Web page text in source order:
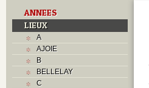
ANNEES
LIEUX
A
AJOIE
B
BELLELAY
C